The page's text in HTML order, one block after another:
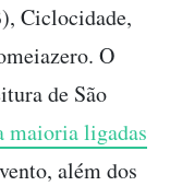
Ciclocidade,
O
de São
maioria ligadas
além dos